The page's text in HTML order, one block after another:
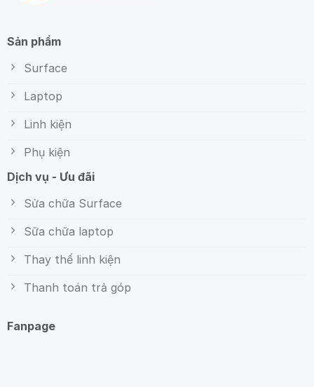
Sản phẩm
Surface
Laptop
Linh kiện
Phụ kiện
Dịch vụ - Ưu đãi
Sửa chữa Surface
Sữa chữa laptop
Thay thế linh kiện
Thanh toán trả góp
Fanpage